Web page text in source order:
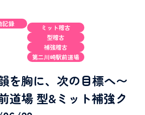
記録
ミット稽古
型稽古
補強稽古
第二川崎駅前道場
を胸に、次の目標へ〜
道場 型&ミット補強ク